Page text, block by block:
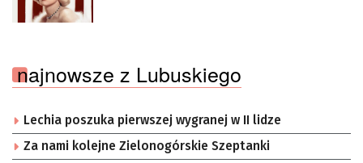
najnowsze z Lubuskiego
Lechia poszuka pierwszej wygranej w II lidze
Za nami kolejne Zielonogórskie Szeptanki